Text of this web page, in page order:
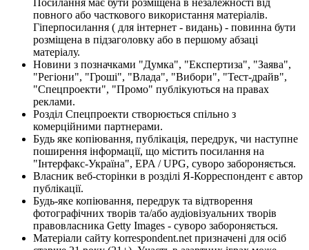
повного або часткового використання матеріалів.
Гіперпосилання ( для інтернет - видань) - повинна бути
розміщена в підзаголовку або в першому абзаці
матеріалу.
Новини з позначками "Думка", "Експертиза", "Заява",
"Регіони", "Гроші", "Влада", "Вибори", "Тест-драйв",
"Спецпроекти", "Промо" публікуються на правах
реклами.
Розділ Спецпроекти створюється спільно з
комерційними партнерами.
Будь яке копіювання, публікація, передрук, чи наступне
поширення інформації, що містить посилання на
"Інтерфакс-Україна", EPA / UPG, суворо забороняється.
Власник веб-сторінки в розділі Я-Корреспондент є автор
публікації.
Будь-яке копіювання, передрук та відтворення
фотографічних творів та/або аудіовізуальних творів
правовласника Getty Images - суворо забороняється.
Матеріали сайту korrespondent.net призначені для осіб